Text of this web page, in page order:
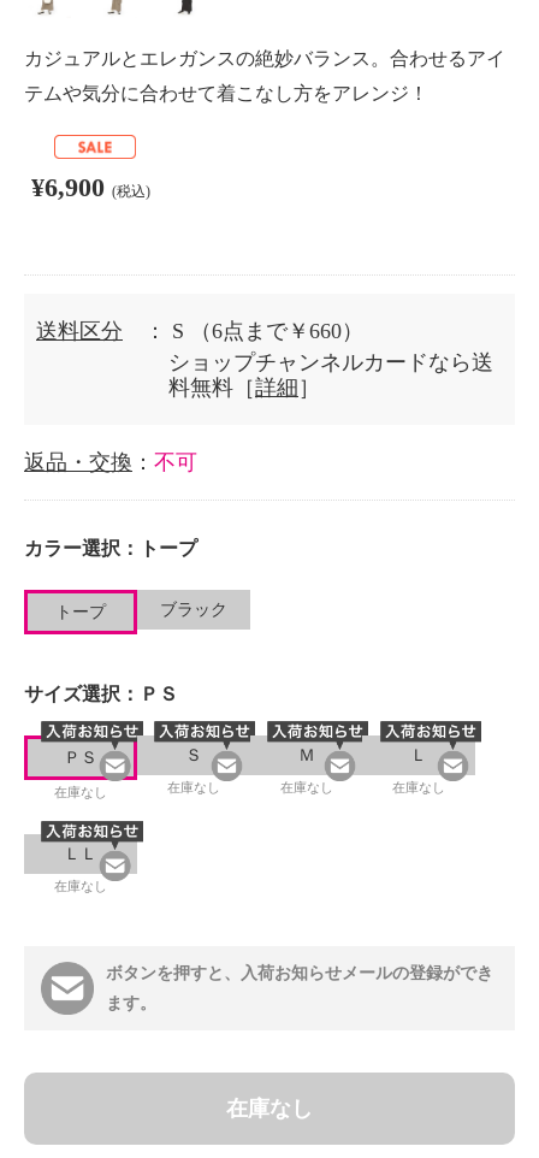
カジュアルとエレガンスの絶妙バランス。合わせるアイ
テムや気分に合わせて着こなし方をアレンジ！
¥6,900 (税込)
送料区分 ： S
（6点まで￥660）
ショップチャンネルカードなら送
料無料［詳細 ］
返品・交換 ： 不可
カラー選択： トープ
トープ ブラック
サイズ選択： ＰＳ
ＰＳ
在庫なし
Ｓ
在庫なし
Ｍ
在庫なし
Ｌ
在庫なし
ＬＬ
在庫なし
ボタンを押すと、入荷お知らせメールの登録ができ
ます。
在庫なし